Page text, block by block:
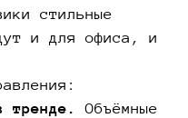
стильные
и для офиса, и
тренде.
Объёмные